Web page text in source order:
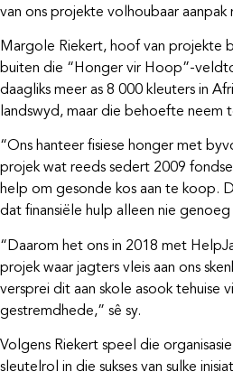
van ons projekte volhoubaar aanpak
Margole Riekert, hoof van projekte
buiten die “Honger vir Hoop”-
daagliks meer as 8 000 kleuters in
landswyd, maar die behoefte neem
“Ons hanteer fisiese honger met
projek wat reeds sedert 2009
help om gesonde kos aan te koop.
dat finansiële hulp alleen nie genoeg
“Daarom het ons in 2018 met
projek waar jagters vleis aan ons
versprei dit aan skole asook tehuise
gestremdhede,” sê sy.
Volgens Riekert speel die organisasie
sleutelrol in die sukses van sulke